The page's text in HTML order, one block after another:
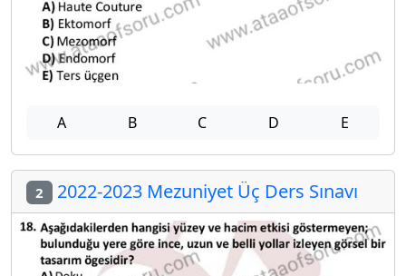
A B C D E
2 2022-2023 Mezuniyet Üç Ders Sınavı